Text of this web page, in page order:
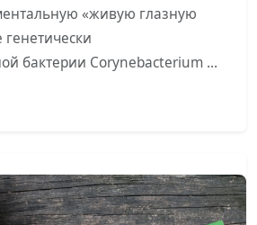
«живую глазную
бактерии Corynebacterium …